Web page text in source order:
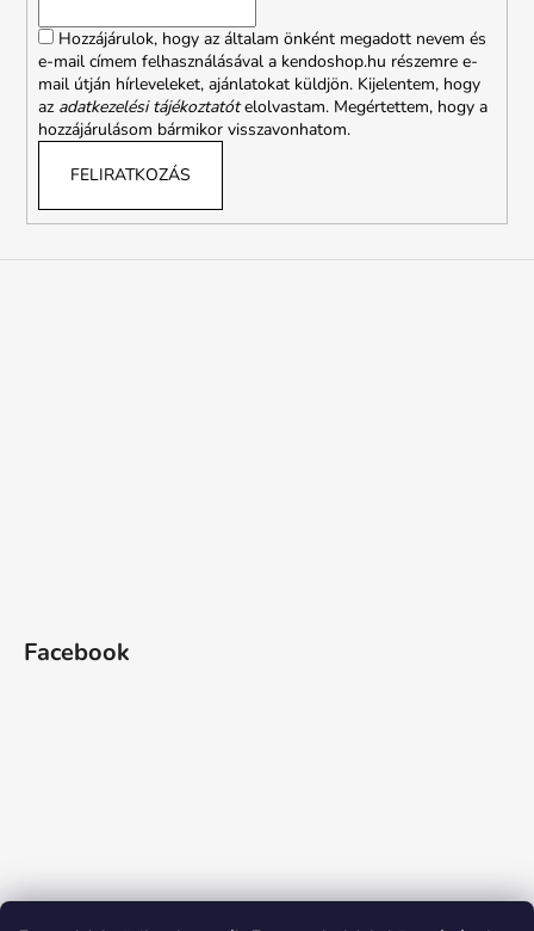
Hozzájárulok, hogy az általam önként megadott nevem és
e-mail címem felhasználásával a kendoshop.hu részemre e-
mail útján hírleveleket, ajánlatokat küldjön. Kijelentem, hogy
az adatkezelési tájékoztatót elolvastam. Megértettem, hogy a
hozzájárulásom bármikor visszavonhatom.
FELIRATKOZÁS
Facebook